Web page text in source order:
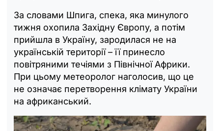
За словами Шпига, спека, яка минулого
тижня охопила Західну Європу, а потім
прийшла в Україну, зародилася не на
українській території – її принесло
повітряними течіями з Північної Африки.
При цьому метеоролог наголосив, що це
не означає перетворення клімату України
на африканський.